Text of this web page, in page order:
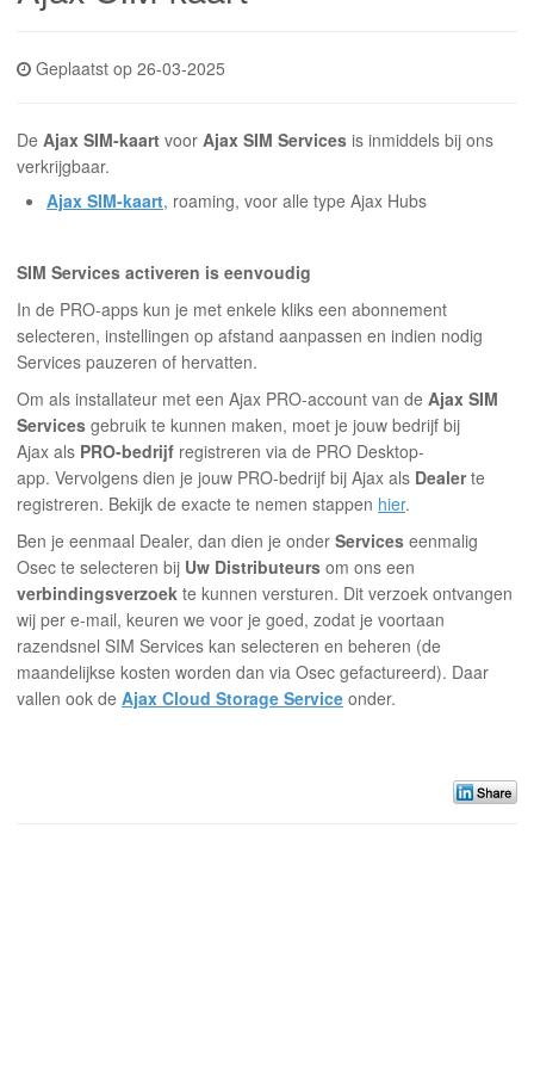
Geplaatst op 26-03-2025
De Ajax SIM-kaart voor Ajax SIM Services is inmiddels bij ons
verkrijgbaar.
Ajax SIM-kaart, roaming, voor alle type Ajax Hubs
SIM Services activeren is eenvoudig
In de PRO-apps kun je met enkele kliks een abonnement
selecteren, instellingen op afstand aanpassen en indien nodig
Services pauzeren of hervatten.
Om als installateur met een Ajax PRO-account van de Ajax SIM
Services gebruik te kunnen maken, moet je jouw bedrijf bij
Ajax als PRO-bedrijf registreren via de PRO Desktop-
app. Vervolgens dien je jouw PRO-bedrijf bij Ajax als Dealerte
registreren. Bekijk de exacte te nemen stappen hier.
Ben je eenmaal Dealer, dan dien je onder Services eenmalig
Osec te selecteren bij Uw Distributeurs om ons een
verbindingsverzoek te kunnen versturen. Dit verzoek ontvangen
wij per e-mail, keuren we voor je goed, zodat je voortaan
razendsnel SIM Services kan selecteren en beheren (de
maandelijkse kosten worden dan via Osec gefactureerd). Daar
vallen ook de Ajax Cloud Storage Service onder.